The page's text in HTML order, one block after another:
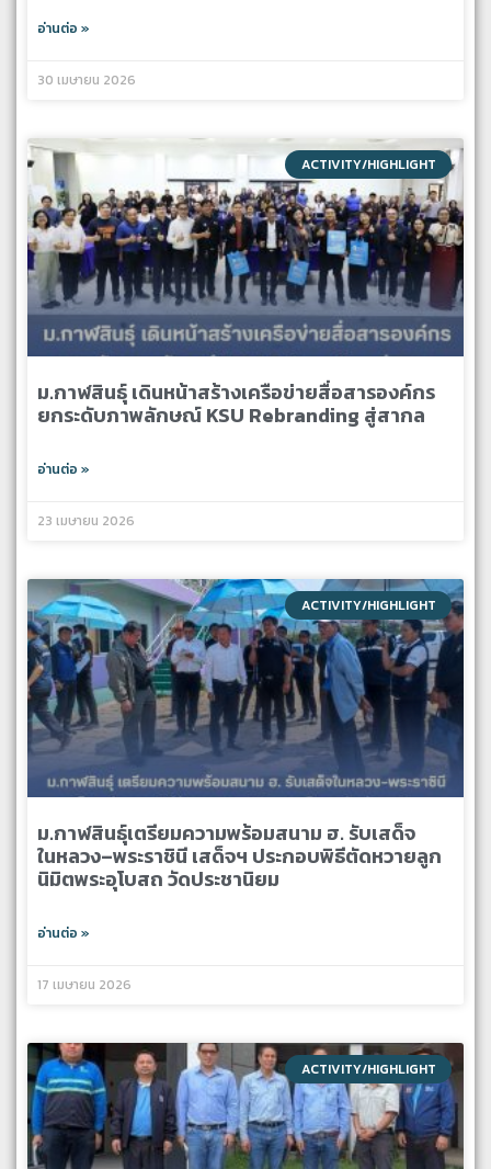
อ่านต่อ »
30 เมษายน 2026
ACTIVITY/HIGHLIGHT
ม.กาฬสินธุ์ เดินหน้าสร้างเครือข่ายสื่อสารองค์กร
ยกระดับภาพลักษณ์ KSU Rebranding สู่สากล
อ่านต่อ »
23 เมษายน 2026
ACTIVITY/HIGHLIGHT
ม.กาฬสินธุ์เตรียมความพร้อมสนาม ฮ. รับเสด็จ
ในหลวง–พระราชินี เสด็จฯ ประกอบพิธีตัดหวายลูก
นิมิตพระอุโบสถ วัดประชานิยม
อ่านต่อ »
17 เมษายน 2026
ACTIVITY/HIGHLIGHT